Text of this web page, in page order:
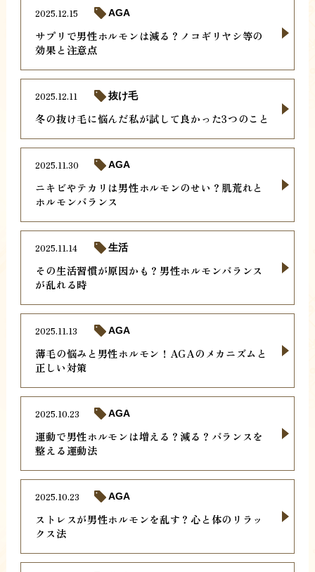
サプリで男性ホルモンは減る？ノコギリヤシ等の
効果と注意点
2025.12.15 AGA
冬の抜け毛に悩んだ私が試して良かった3つのこと
2025.12.11 抜け毛
ニキビやテカリは男性ホルモンのせい？肌荒れと
ホルモンバランス
2025.11.30 AGA
その生活習慣が原因かも？男性ホルモンバランス
が乱れる時
2025.11.14 生活
薄毛の悩みと男性ホルモン！AGAのメカニズムと
正しい対策
2025.11.13 AGA
運動で男性ホルモンは増える？減る？バランスを
整える運動法
2025.10.23 AGA
ストレスが男性ホルモンを乱す？心と体のリラッ
クス法
2025.10.23 AGA